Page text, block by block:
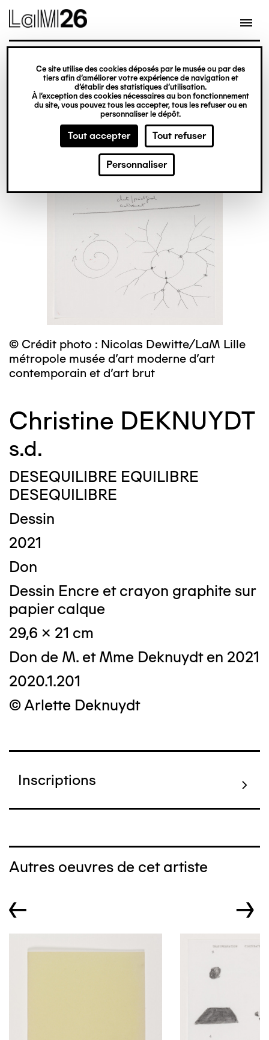
Gestion des cookies
Ce site utilise des cookies déposés par le musée ou par des
tiers afin d’améliorer votre expérience de navigation et
d’établir des statistiques d’utilisation.
À l’exception des cookies nécessaires au bon fonctionnement
du site, vous pouvez tous les accepter, tous les refuser ou en
personnaliser le dépôt.
Tout accepter Tout refuser
Personnaliser
contenu
© Crédit photo : Nicolas Dewitte/LaM Lille
métropole musée d’art moderne d’art
contemporain et d’art brut
Christine DEKNUYDT
s.d.
DESEQUILIBRE EQUILIBRE
DESEQUILIBRE
Dessin
2021
Don
Dessin Encre et crayon graphite sur
papier calque
29,6 x 21 cm
Don de M. et Mme Deknuydt en 2021
2020.1.201
© Arlette Deknuydt
Inscriptions
Autres oeuvres de cet artiste
← →